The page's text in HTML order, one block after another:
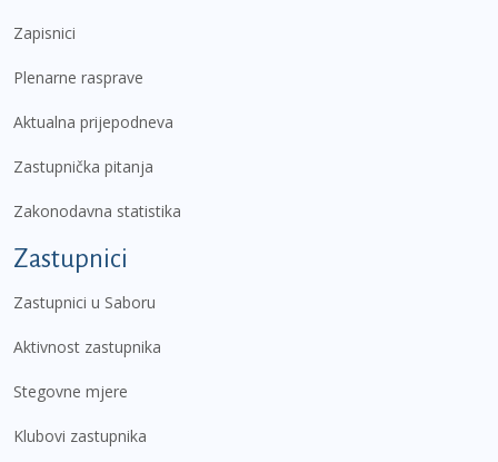
Zapisnici
Plenarne rasprave
Aktualna prijepodneva
Zastupnička pitanja
Zakonodavna statistika
Zastupnici
Zastupnici u Saboru
Aktivnost zastupnika
Stegovne mjere
Klubovi zastupnika